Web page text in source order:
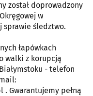
został doprowadzony
w
sprawie śledztwo.
łapówkach
walki z korupcją
- telefon
Gwarantujemy pełną